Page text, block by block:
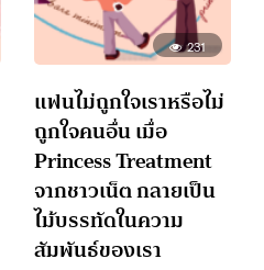
231
แฟนไม่ถูกใจเราหรือไม่
ถูกใจคนอื่น เมื่อ
Princess Treatment
จากชาวเน็ต กลายเป็น
ไม้บรรทัดในความ
สัมพันธ์ของเรา